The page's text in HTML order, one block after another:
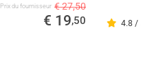
Prix ​​du fournisseur € 27,50
€ 19,50 4.8 /